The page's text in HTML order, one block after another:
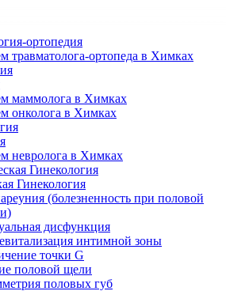
ортопедия
травматолога-ортопеда в Химках
маммолога в Химках
онколога в Химках
невролога в Химках
Гинекология
(болезненность при половой
дисфункция
интимной зоны
точки G
половой щели
половых губ